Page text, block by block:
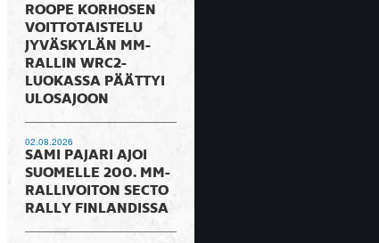
ROOPE KORHOSEN
VOITTOTAISTELU
JYVÄSKYLÄN MM-
RALLIN WRC2-
LUOKASSA PÄÄTTYI
ULOSAJOON
02.08.2026
SAMI PAJARI AJOI
SUOMELLE 200. MM-
RALLIVOITON SECTO
RALLY FINLANDISSA